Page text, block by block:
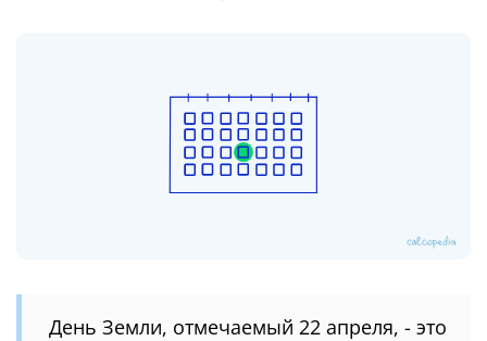
День Земли, отмечаемый 22 апреля, - это